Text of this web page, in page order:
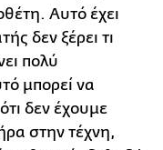
Αυτό έχει
δεν ξέρει τι
πολύ
μπορεί να
δεν έχουμε
στην τέχνη,